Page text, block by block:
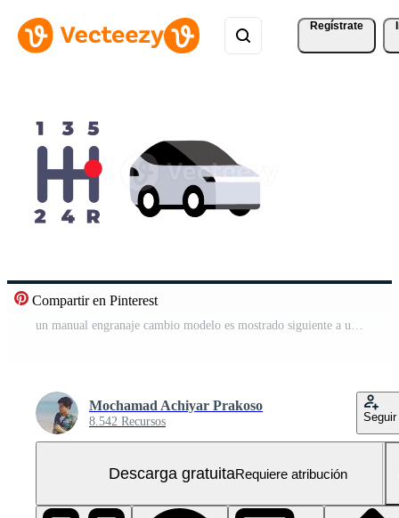
Regístrate
Compartir en Pinterest
un manual engranaje cambio modelo es mostrado siguiente a un pulcro gris coche a indicar un vehículo equipado con un tradicional manual transmisión sistema Vídeo Gratis
Mochamad Achiyar Prakoso
8.542 Recursos Seguir
Descarga gratuitaRequiere atribución